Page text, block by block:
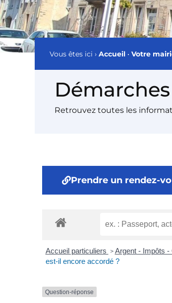
Vous êtes ici › Accueil • Votre
Retrouvez toutes les
Prendre un rendez-
Accueil particuliers > Argent - Impôts
est-il encore accordé ?
Question-réponse